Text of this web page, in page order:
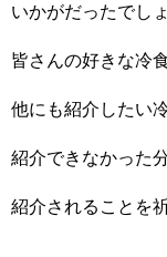
いかがだったでし
皆さんの好きな冷
他にも紹介したい
紹介できなかった
紹介されることを